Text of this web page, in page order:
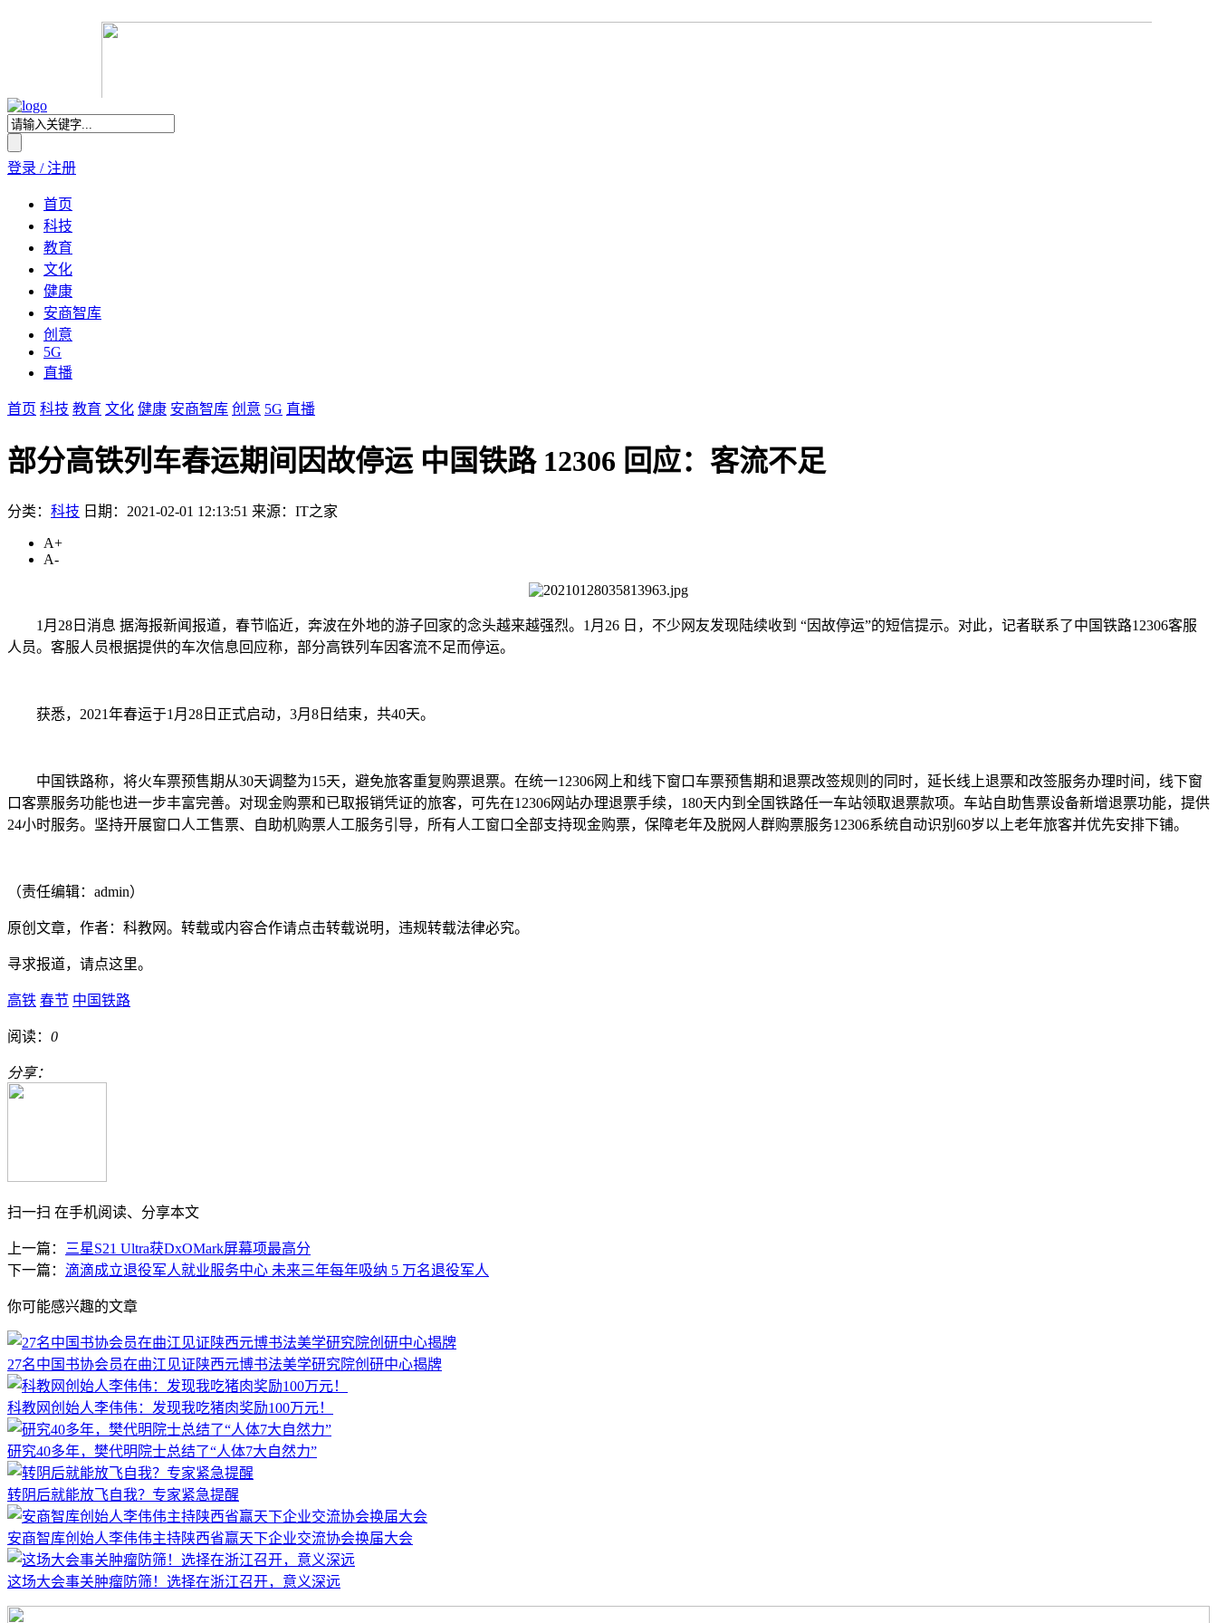
登录 / 注册
首页
科技
教育
文化
健康
安商智库
创意
5G
直播
首页 科技 教育 文化 健康 安商智库 创意 5G 直播
部分高铁列车春运期间因故停运 中国铁路 12306 回应：客流不足
分类： 科技 日期：2021-02-01 12:13:51 来源：IT之家
A+
A-
1月28日消息 据海报新闻报道，春节临近，奔波在外地的游子回家的念头越来越强烈。1月26 日，不少网友发现陆续收到 “因故停运”的短信提示。对此，记者联系了中国铁路12306客服
人员。客服人员根据提供的车次信息回应称，部分高铁列车因客流不足而停运。
获悉，2021年春运于1月28日正式启动，3月8日结束，共40天。
中国铁路称，将火车票预售期从30天调整为15天，避免旅客重复购票退票。在统一12306网上和线下窗口车票预售期和退票改签规则的同时，延长线上退票和改签服务办理时间，线下窗
口客票服务功能也进一步丰富完善。对现金购票和已取报销凭证的旅客，可先在12306网站办理退票手续，180天内到全国铁路任一车站领取退票款项。车站自助售票设备新增退票功能，提供
24小时服务。坚持开展窗口人工售票、自助机购票人工服务引导，所有人工窗口全部支持现金购票，保障老年及脱网人群购票服务12306系统自动识别60岁以上老年旅客并优先安排下铺。
（责任编辑：admin）
原创文章，作者：科教网。转载或内容合作请点击转载说明，违规转载法律必究。
寻求报道，请点这里。
高铁 春节 中国铁路
阅读： 0
分享：
扫一扫 在手机阅读、分享本文
上一篇：
三星S21 Ultra获DxOMark屏幕项最高分
下一篇： 滴滴成立退役军人就业服务中心 未来三年每年吸纳 5 万名退役军人
你可能感兴趣的文章
27名中国书协会员在曲江见证陕西元博书法美学研究院创研中心揭牌
科教网创始人李伟伟：发现我吃猪肉奖励100万元！
研究40多年，樊代明院士总结了“人体7大自然力”
转阴后就能放飞自我？专家紧急提醒
安商智库创始人李伟伟主持陕西省赢天下企业交流协会换届大会
这场大会事关肿瘤防筛！选择在浙江召开，意义深远